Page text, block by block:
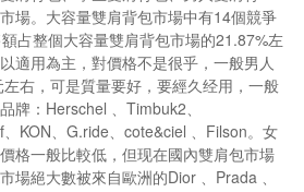
場。大容量雙肩背包市場中有14個競爭
占整個大容量雙肩背包市場的21.87%左
適用為主，對價格不是很乎，一般男人
右，可是質量要好，要經久经用，一般
牌：Herschel 、Timbuk2、
KON、G.ride、cote&ciel 、Filson。女
格一般比較低，但现在國內雙肩包市場
場絕大數被來自歐洲的Dior 、Prada 、